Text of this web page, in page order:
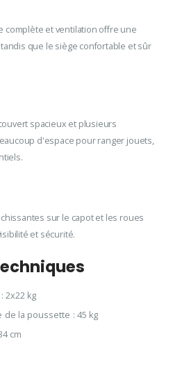
complète et ventilation offre une
que le siège confortable et sûr
spacieux et plusieurs
d'espace pour ranger jouets,
sur le capot et les roues
et sécurité.
2x22 kg
de la poussette : 45 kg
cm